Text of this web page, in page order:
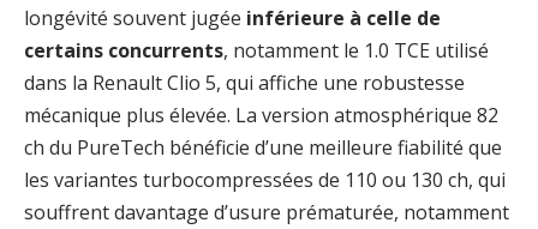
longévité souvent jugée inférieure à celle de
certains concurrents, notamment le 1.0 TCE utilisé
dans la Renault Clio 5, qui affiche une robustesse
mécanique plus élevée. La version atmosphérique 82
ch du PureTech bénéficie d’une meilleure fiabilité que
les variantes turbocompressées de 110 ou 130 ch, qui
souffrent davantage d’usure prématurée, notamment